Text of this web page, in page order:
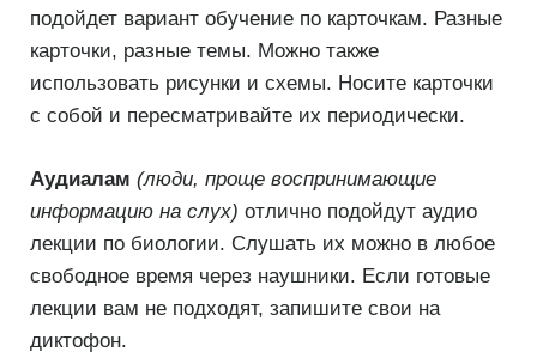
подойдет вариант обучение по карточкам. Разные
карточки, разные темы. Можно также
использовать рисунки и схемы. Носите карточки
с собой и пересматривайте их периодически.
Аудиалам (люди, проще воспринимающие
информацию на слух) отлично подойдут аудио
лекции по биологии. Слушать их можно в любое
свободное время через наушники. Если готовые
лекции вам не подходят, запишите свои на
диктофон.